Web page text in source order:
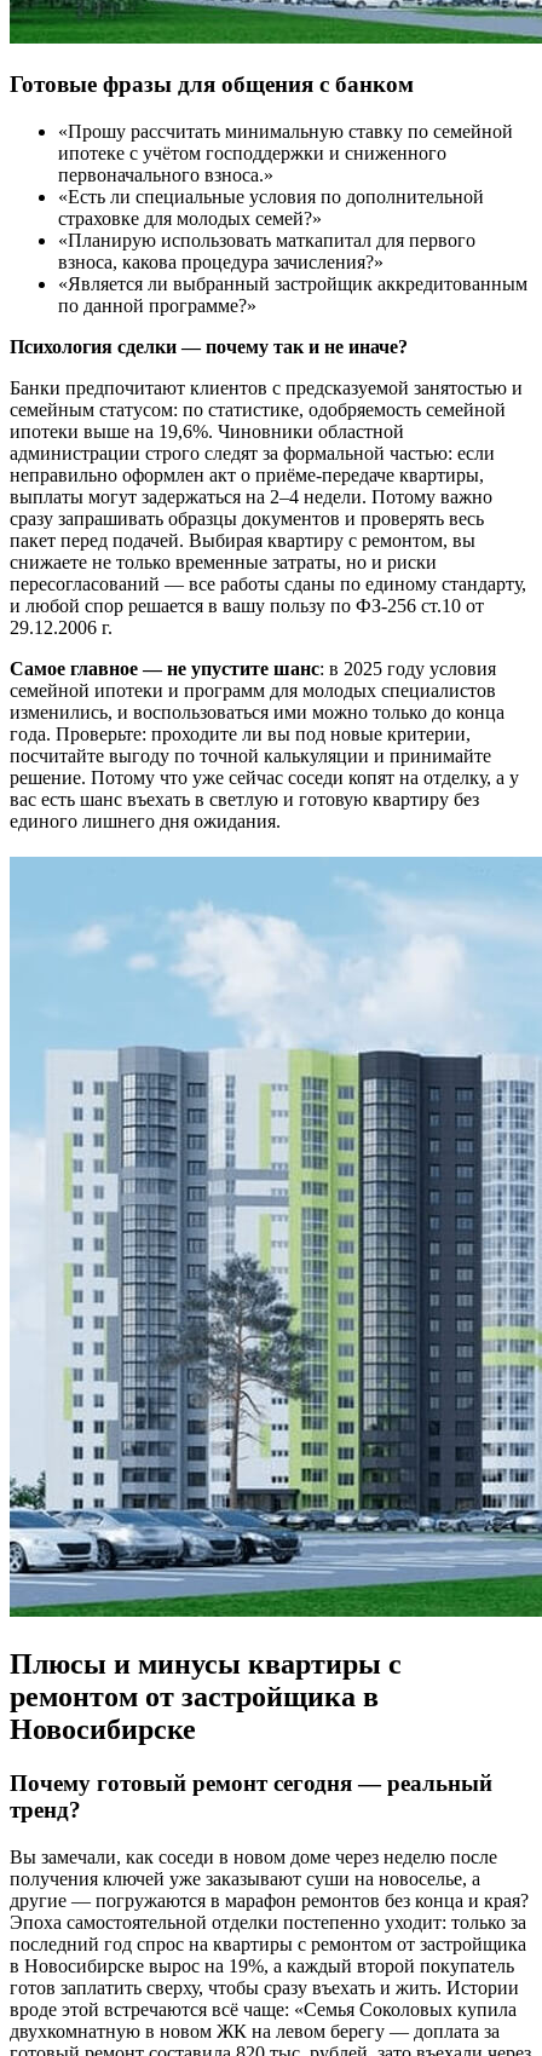
Готовые фразы для общения с банком
«Прошу рассчитать минимальную ставку по семейной
ипотеке с учётом господдержки и сниженного
первоначального взноса.»
«Есть ли специальные условия по дополнительной
страховке для молодых семей?»
«Планирую использовать маткапитал для первого
взноса, какова процедура зачисления?»
«Является ли выбранный застройщик аккредитованным
по данной программе?»
Психология сделки — почему так и не иначе?
Банки предпочитают клиентов с предсказуемой занятостью и
семейным статусом: по статистике, одобряемость семейной
ипотеки выше на 19,6%. Чиновники областной
администрации строго следят за формальной частью: если
неправильно оформлен акт о приёме-передаче квартиры,
выплаты могут задержаться на 2–4 недели. Потому важно
сразу запрашивать образцы документов и проверять весь
пакет перед подачей. Выбирая квартиру с ремонтом, вы
снижаете не только временные затраты, но и риски
пересогласований — все работы сданы по единому стандарту,
и любой спор решается в вашу пользу по ФЗ-256 ст.10 от
29.12.2006 г.
Самое главное — не упустите шанс: в 2025 году условия
семейной ипотеки и программ для молодых специалистов
изменились, и воспользоваться ими можно только до конца
года. Проверьте: проходите ли вы под новые критерии,
посчитайте выгоду по точной калькуляции и принимайте
решение. Потому что уже сейчас соседи копят на отделку, а у
вас есть шанс въехать в светлую и готовую квартиру без
единого лишнего дня ожидания.
Плюсы и минусы квартиры с
ремонтом от застройщика в
Новосибирске
Почему готовый ремонт сегодня — реальный
тренд?
Вы замечали, как соседи в новом доме через неделю после
получения ключей уже заказывают суши на новоселье, а
другие — погружаются в марафон ремонтов без конца и края?
Эпоха самостоятельной отделки постепенно уходит: только за
последний год спрос на квартиры с ремонтом от застройщика
в Новосибирске вырос на 19%, а каждый второй покупатель
готов заплатить сверху, чтобы сразу въехать и жить. Истории
вроде этой встречаются всё чаще: «Семья Соколовых купила
двухкомнатную в новом ЖК на левом берегу — доплата за